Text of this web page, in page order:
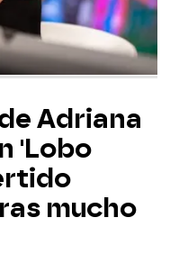
Adriana
'Lobo
mucho